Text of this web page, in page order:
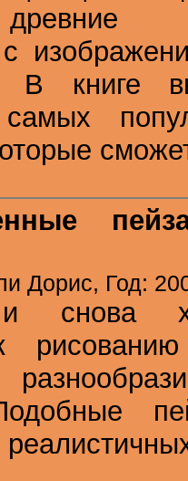
В книге
Дорис, Год:
снова